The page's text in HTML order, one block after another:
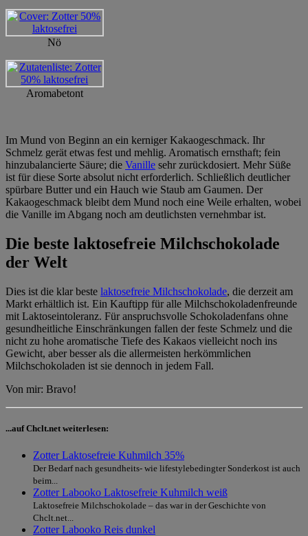
Nö
Aromabetont
Im Mund von Beginn an ein kerniger Kakaogeschmack. Ihr
Schmelz gerät etwas fest und mehlig. Aromatisch ernsthaft; fein
hinzubalancierte Säure; die Vanille sehr zurückdosiert. Mehr Süße
ist für diese Sorte absolut nicht erforderlich. Schließlich deutlicher
spürbare Butter und ein Hauch wie Staub am Gaumen. Der
Kakaogeschmack bleibt dem Mund noch eine Weile erhalten, wobei
die Vanille im Abgang noch am deutlichsten vernehmbar ist.
Die beste laktosefreie Milchschokolade
der Welt
Dies ist die klar beste laktosefreie Milchschokolade, die derzeit am
Markt erhältlich ist. Ein Kauftipp für alle Milchschokoladenfreunde
mit Laktoseintoleranz. Für anspruchsvolle Schokoladenfans ohne
gesundheitliche Einschränkungen fallen der feste Schmelz und die
nicht zu hohe aromatische Tiefe des Kakaos vielleicht noch ins
Gewicht, aber besser als die allermeisten herkömmlichen
Milchschokoladen ist sie dennoch in jedem Fall.
Von mir: Bravo!
...auf Chclt.net weiterlesen:
Zotter Laktosefreie Kuhmilch 35%
Der Bedarf nach gesundheits- wie lifestylebedingter Sonderkost ist auch
beim...
Zotter Labooko Laktosefreie Kuhmilch weiß
Laktosefreie Milchschokolade – das war in der Geschichte von
Chclt.net...
Zotter Labooko Reis dunkel